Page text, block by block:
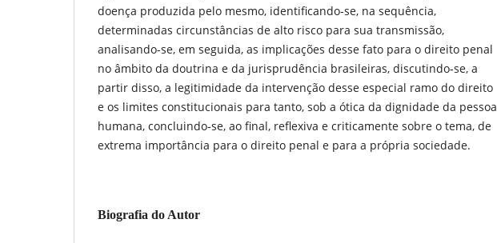
doença produzida pelo mesmo, identificando-se, na sequência,
determinadas circunstâncias de alto risco para sua transmissão,
analisando-se, em seguida, as implicações desse fato para o direito penal
no âmbito da doutrina e da jurisprudência brasileiras, discutindo-se, a
partir disso, a legitimidade da intervenção desse especial ramo do direito
e os limites constitucionais para tanto, sob a ótica da dignidade da pessoa
humana, concluindo-se, ao final, reflexiva e criticamente sobre o tema, de
extrema importância para o direito penal e para a própria sociedade.
Biografia do Autor